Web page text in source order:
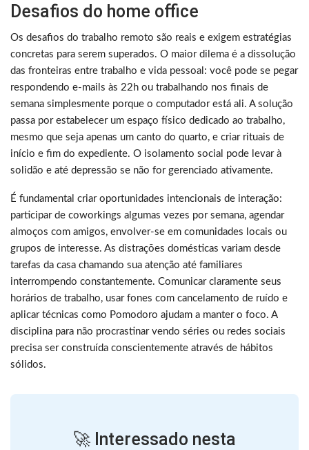
Desafios do home office
Os desafios do trabalho remoto são reais e exigem estratégias
concretas para serem superados. O maior dilema é a dissolução
das fronteiras entre trabalho e vida pessoal: você pode se pegar
respondendo e-mails às 22h ou trabalhando nos finais de
semana simplesmente porque o computador está ali. A solução
passa por estabelecer um espaço físico dedicado ao trabalho,
mesmo que seja apenas um canto do quarto, e criar rituais de
início e fim do expediente. O isolamento social pode levar à
solidão e até depressão se não for gerenciado ativamente.
É fundamental criar oportunidades intencionais de interação:
participar de coworkings algumas vezes por semana, agendar
almoços com amigos, envolver-se em comunidades locais ou
grupos de interesse. As distrações domésticas variam desde
tarefas da casa chamando sua atenção até familiares
interrompendo constantemente. Comunicar claramente seus
horários de trabalho, usar fones com cancelamento de ruído e
aplicar técnicas como Pomodoro ajudam a manter o foco. A
disciplina para não procrastinar vendo séries ou redes sociais
precisa ser construída conscientemente através de hábitos
sólidos.
🚀 Interessado nesta